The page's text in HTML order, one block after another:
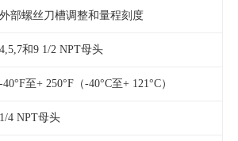
外部螺丝刀槽调整和量程刻度
4,5,7和9 1/2 NPT母头
-40°F至+ 250°F（-40°C至+ 121°C）
1/4 NPT母头